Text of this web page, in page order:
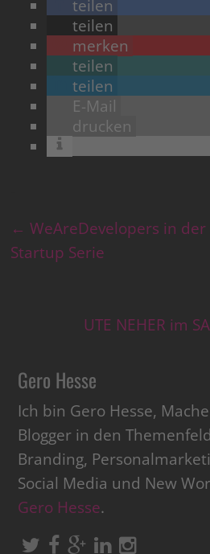
teilen
teilen
merken
teilen
teilen
E-Mail
drucken
← WeAreDevelopers in der
Startup Serie
UTE NEHER im
Gero Hesse
Ich bin Gero Hesse,
Blogger in den
Branding,
Social Media und New
Gero Hesse.